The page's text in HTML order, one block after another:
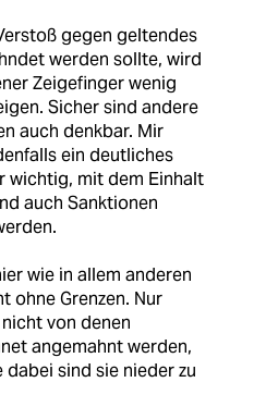
gegen geltendes
werden sollte, wird
Zeigefinger wenig
Sicher sind andere
auch denkbar. Mir
ein deutliches
wichtig, mit dem Einhalt
auch Sanktionen
wie in allem anderen
ohne Grenzen. Nur
von denen
angemahnt werden,
dabei sind sie nieder zu